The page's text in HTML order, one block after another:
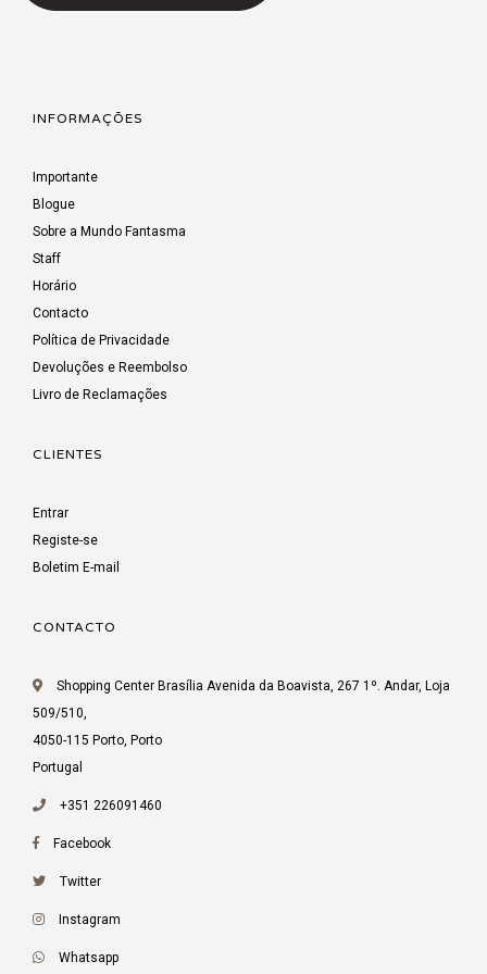
INFORMAÇÕES
Importante
Blogue
Sobre a Mundo Fantasma
Staff
Horário
Contacto
Política de Privacidade
Devoluções e Reembolso
Livro de Reclamações
CLIENTES
Entrar
Registe-se
Boletim E-mail
CONTACTO
Shopping Center Brasília Avenida da Boavista, 267 1º. Andar, Loja
509/510,
4050-115 Porto, Porto
Portugal
+351 226091460
Facebook
Twitter
Instagram
Whatsapp